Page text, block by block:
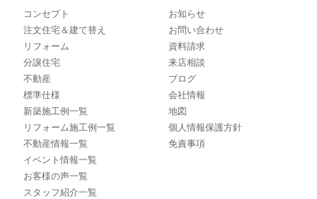
コンセプト
注文住宅＆建て替え
リフォーム
分譲住宅
不動産
標準仕様
新築施工例一覧
リフォーム施工例一覧
不動産情報一覧
イベント情報一覧
お客様の声一覧
スタッフ紹介一覧
お知らせ
お問い合わせ
資料請求
来店相談
ブログ
会社情報
地図
個人情報保護方針
免責事項